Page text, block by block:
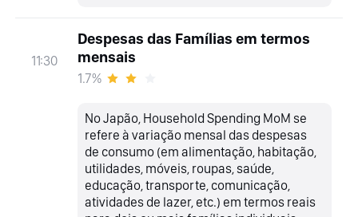
11:30
Despesas das Famílias em termos
mensais
1.7%
No Japão, Household Spending MoM se
refere à variação mensal das despesas
de consumo (em alimentação, habitação,
utilidades, móveis, roupas, saúde,
educação, transporte, comunicação,
atividades de lazer, etc.) em termos reais